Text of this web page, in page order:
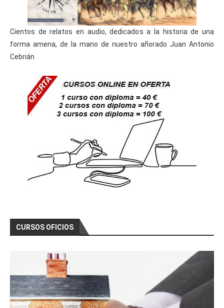
Cientos de relatos en audio, dedicados a la historia de una
forma amena, de la mano de nuestro añorado Juan Antonio
Cebrián
CURSOS OFICIOS